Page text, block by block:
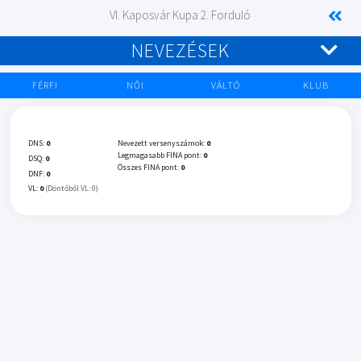
VI. Kaposvár Kupa 2. Forduló
NEVEZÉSEK
FÉRFI NŐI VÁLTÓ KLUB
DNS: 0
DSQ: 0
DNF: 0
VL: 0 (Döntőből VL: 0)
Nevezett versenyszámok: 0
Legmagasabb FINA pont: 0
Összes FINA pont: 0